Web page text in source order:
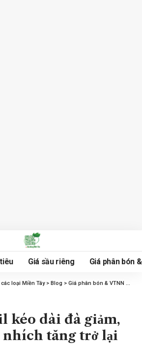
Giá sầu riêng Giá phân bón
loại Miền Tây> Blog > Giá phân bón & VTNN
kéo dài đà giảm,
tăng trở lại